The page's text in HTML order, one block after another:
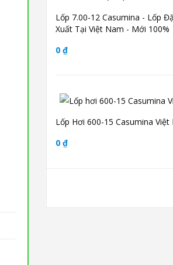
Lốp 7.00-12 Casumina - Lốp
Xuất Tại Việt Nam - Mới 100%
0 ₫
Lốp Hơi 600-15 Casumina Việt
0 ₫